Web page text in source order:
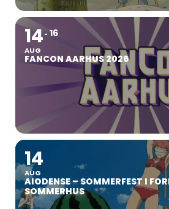
14
AUG
16
FANCON AARHUS 2026
14
AUG
AIODENSE – SOMMERFEST I
SOMMERHUS